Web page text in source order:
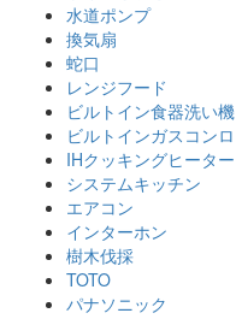
水道ポンプ
換気扇
蛇口
レンジフード
ビルトイン食器洗い機
ビルトインガスコンロ
IHクッキングヒーター
システムキッチン
エアコン
インターホン
樹木伐採
TOTO
パナソニック